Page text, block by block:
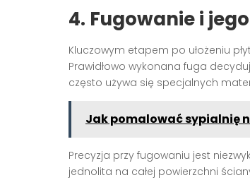
4. Fugowanie i
Kluczowym etapem po ułożeniu
Prawidłowo wykonana fuga
często używa się specjalnych
Jak pomalować sypialnię
Precyzja przy fugowaniu jest
jednolita na całej powierzchni